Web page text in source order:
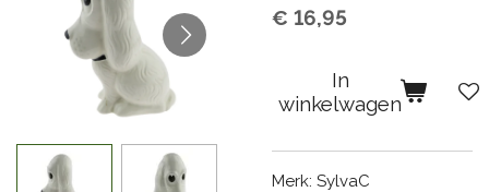
€ 16,95
In
winkelwagen
Merk: SylvaC